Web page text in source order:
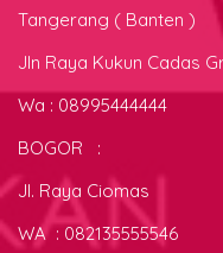
Tangerang ( Banten )
Jln Raya Kukun Cadas
Wa : 08995444444
BOGOR :
Jl. Raya Ciomas
WA : 082135555546